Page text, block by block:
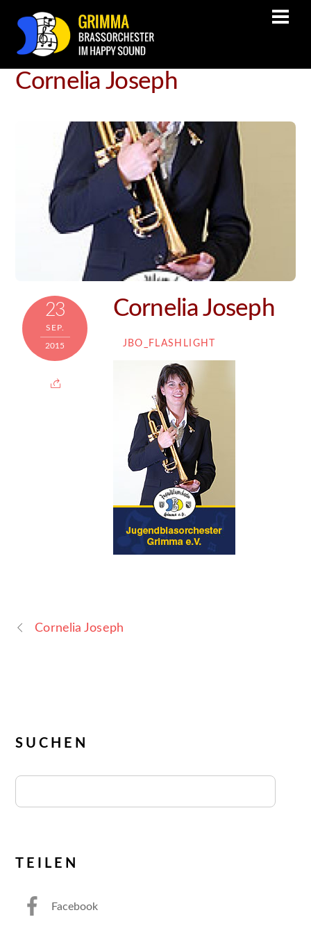
Cornelia Joseph
23
SEP.
2015
Cornelia Joseph
JBO_FLASHLIGHT
Cornelia Joseph
SUCHEN
TEILEN
Facebook